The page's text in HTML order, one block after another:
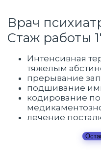
Врач
Стаж работы
Интенсивная
тяжелым
прерывание
подшивание
кодирование
лечение